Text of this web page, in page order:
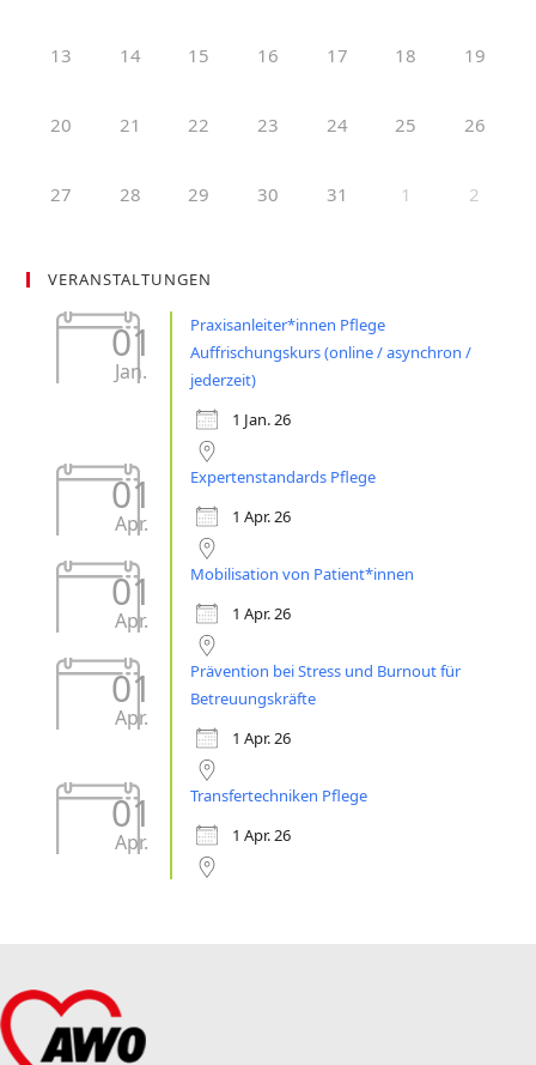
13 14 15 16 17 18 19
20 21 22 23 24 25 26
27 28 29 30 31 1 2
VERANSTALTUNGEN
01
Jan.
Praxisanleiter*innen Pflege
Auffrischungskurs (online / asynchron /
jederzeit)
1 Jan. 26
01
Apr.
Expertenstandards Pflege
1 Apr. 26
01
Apr.
Mobilisation von Patient*innen
1 Apr. 26
01
Apr.
Prävention bei Stress und Burnout für
Betreuungskräfte
1 Apr. 26
01
Apr.
Transfertechniken Pflege
1 Apr. 26